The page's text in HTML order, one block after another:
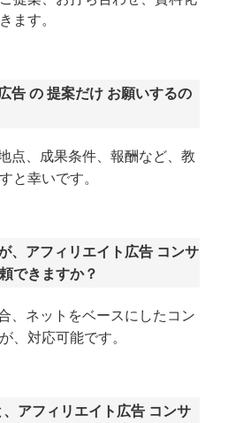
ます。
告 の 提案だけ お願いするの
点、成果条件、報酬など、教
と幸いです。
、アフィリエイト広告 コンサ
できますか？
、ネットをベースにしたコン
、対応可能です。
アフィリエイト広告 コンサ